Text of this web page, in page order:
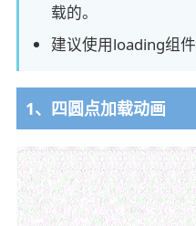
载的。
建议使用loading组件
1、四圆点加载动画